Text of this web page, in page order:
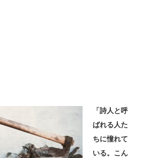
「詩人と呼
ばれる人た
ちに憧れて
いる。こん